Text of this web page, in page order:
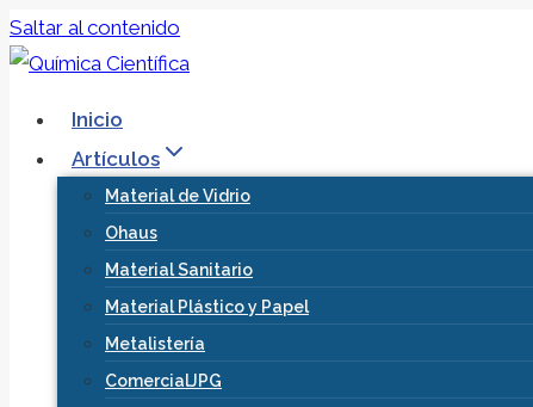
Saltar al contenido
Inicio
Artículos
Material de Vidrio
Ohaus
Material Sanitario
Material Plástico y Papel
Metalistería
ComercialJPG